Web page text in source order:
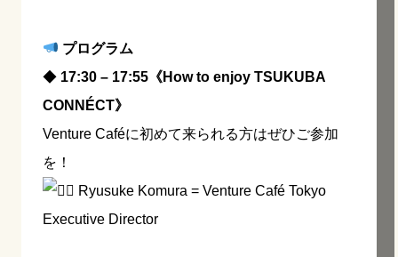
プログラム
◆ 17:30 – 17:55《How to enjoy TSUKUBA
CONNÉCT》
Venture Caféに初めて来られる方はぜひご参加
を！
Ryusuke Komura = Venture Café Tokyo
Executive Director